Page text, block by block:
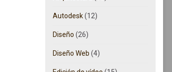
Autodesk (12)
Diseño (26)
Diseño Web (4)